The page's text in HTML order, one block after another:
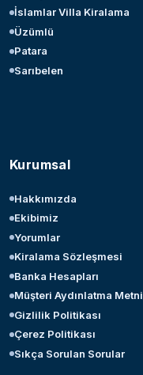
İslamlar Villa Kiralama
Üzümlü
Patara
Sarıbelen
Kurumsal
Hakkımızda
Ekibimiz
Yorumlar
Kiralama Sözleşmesi
Banka Hesapları
Müşteri Aydınlatma Metni
Gizlilik Politikası
Çerez Politikası
Sıkça Sorulan Sorular